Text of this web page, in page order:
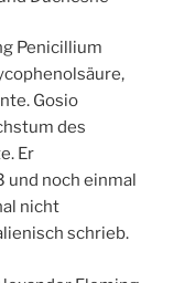
Penicillium
Gosio
des
Er
noch einmal
nicht
schrieb.